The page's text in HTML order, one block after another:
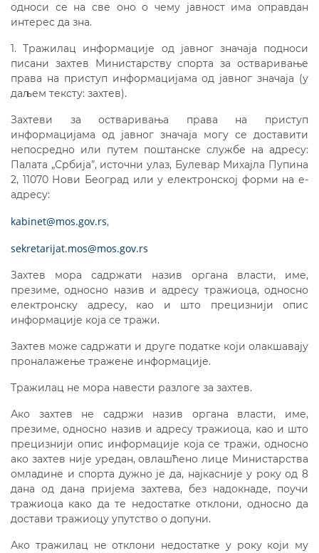
односи се на све оно о чему јавност има оправдан
интерес да зна.
1. Тражилац информације од јавног значаја подноси
писaни захтев Министарству спорта за остваривање
права на приступ информацијама од јавног значаја (у
даљем тексту: захтев).
Захтеви за остваривања права на приступ
информацијама од јавног значаја могу се доставити
непосредно или путем поштанске службе на адресу:
Палата „Србија”, источни улаз, Булевар Михајла Пупина
2, 11070 Нови Београд или у електронској форми на е-
адресу:
kabinet@mos.gov.rs,
sekretarijat.mos@mos.gov.rs
Захтев мора садржати назив органа власти, име,
презиме, односно назив и адресу тражиоца, односно
електронску адресу, као и што прецизнији опис
информације која се тражи.
Захтев може садржати и друге податке који олакшавају
проналажење тражене информације.
Тражилац не мора навести разлоге за захтев.
Ако захтев не садржи назив органа власти, име,
презиме, односно назив и адресу тражиоца, као и што
прецизнији опис информације која се тражи, односно
ако захтев није уредан, овлашћено лице Министарства
омладине и спорта дужно је да, најкасније у року од 8
дана од дана пријема захтева, без надокнаде, поучи
тражиоца како да те недостатке отклони, односно да
достави тражиоцу упутство о допуни.
Ако тражилац не отклони недостатке у року који му